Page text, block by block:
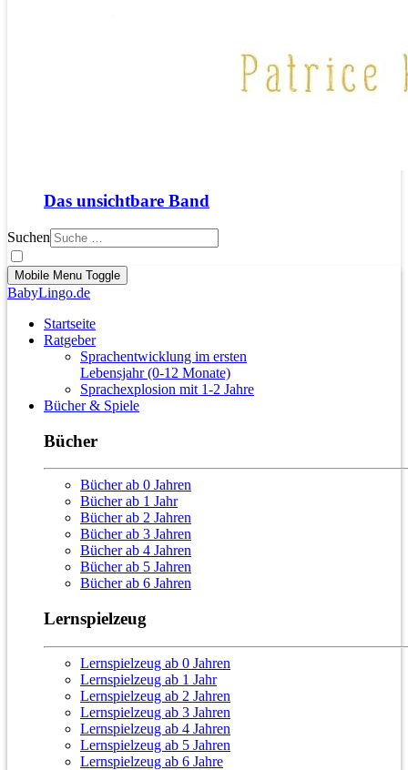
Das unsichtbare Band
Suchen
Mobile Menu Toggle
BabyLingo.de
Startseite
Ratgeber
Sprachentwicklung im ersten
Lebensjahr (0-12 Monate)
Sprachexplosion mit 1-2 Jahre
Bücher & Spiele
Bücher
Bücher ab 0 Jahren
Bücher ab 1 Jahr
Bücher ab 2 Jahren
Bücher ab 3 Jahren
Bücher ab 4 Jahren
Bücher ab 5 Jahren
Bücher ab 6 Jahren
Lernspielzeug
Lernspielzeug ab 0 Jahren
Lernspielzeug ab 1 Jahr
Lernspielzeug ab 2 Jahren
Lernspielzeug ab 3 Jahren
Lernspielzeug ab 4 Jahren
Lernspielzeug ab 5 Jahren
Lernspielzeug ab 6 Jahre